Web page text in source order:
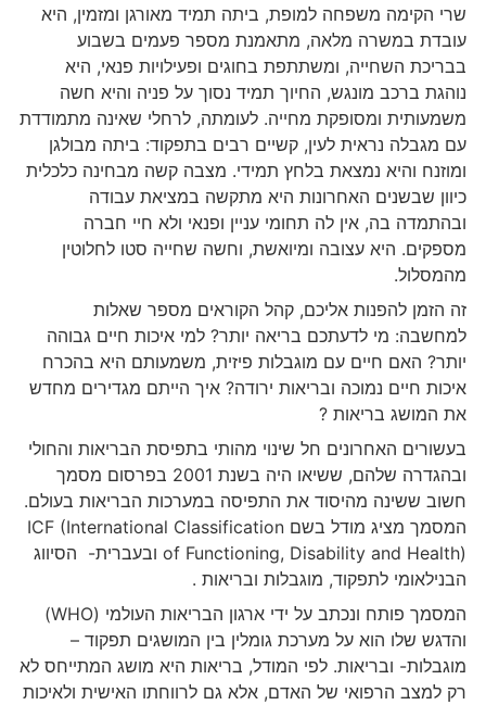
שרי הקימה משפחה למופת, ביתה תמיד מאורגן ומזמין, היא
עובדת במשרה מלאה, מתאמנת מספר פעמים בשבוע
בבריכת השחייה, ומשתתפת בחוגים ופעילויות פנאי, היא
נוהגת ברכב מונגש, החיוך תמיד נסוך על פניה והיא חשה
משמעותית ומסופקת מחייה. לעומתה, לרחלי שאינה מתמודדת
עם מגבלה נראית לעין, קשיים רבים בתפקוד: ביתה מבולגן
ומוזנח והיא נמצאת בלחץ תמידי. מצבה קשה מבחינה כלכלית
כיוון שבשנים האחרונות היא מתקשה במציאת עבודה
ובהתמדה בה, אין לה תחומי עניין ופנאי ולא חיי חברה
מספקים. היא עצובה ומיואשת, וחשה שחייה סטו לחלוטין
מהמסלול.
זה הזמן להפנות אליכם, קהל הקוראים מספר שאלות
למחשבה: מי לדעתכם בריאה יותר? למי איכות חיים גבוהה
יותר? האם חיים עם מוגבלות פיזית, משמעותם היא בהכרח
איכות חיים נמוכה ובריאות ירודה? איך הייתם מגדירים מחדש
את המושג בריאות ?
בעשורים האחרונים חל שינוי מהותי בתפיסת הבריאות והחולי
ובהגדרה שלהם, ששיאו היה בשנת 2001 בפרסום מסמך
חשוב ששינה מהיסוד את התפיסה במערכות הבריאות בעולם.
המסמך מציג מודל בשם ICF (International Classification
of Functioning, Disability and Health) ובעברית- הסיווג
הבנילאומי לתפקוד, מוגבלות ובריאות .
המסמך פותח ונכתב על ידי ארגון הבריאות העולמי (WHO)
והדגש שלו הוא על מערכת גומלין בין המושגים תפקוד –
מוגבלות- ובריאות. לפי המודל, בריאות היא מושג המתייחס לא
רק למצב הרפואי של האדם, אלא גם לרווחתו האישית ולאיכות